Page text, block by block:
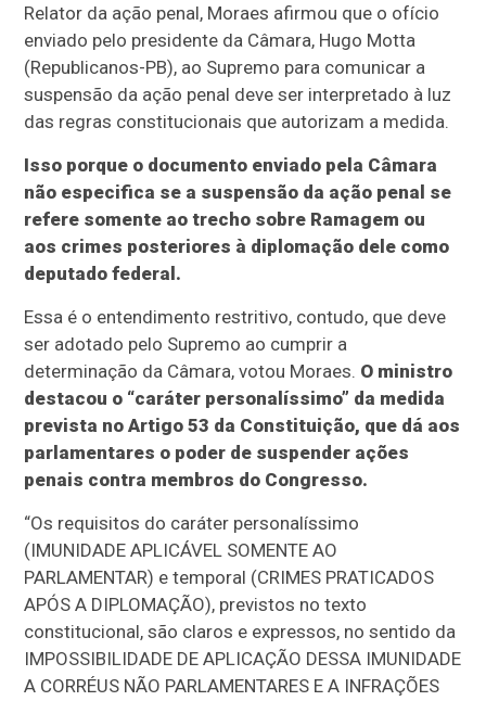
Relator da ação penal, Moraes afirmou que o ofício
enviado pelo presidente da Câmara, Hugo Motta
(Republicanos-PB), ao Supremo para comunicar a
suspensão da ação penal deve ser interpretado à luz
das regras constitucionais que autorizam a medida.
Isso porque o documento enviado pela Câmara
não especifica se a suspensão da ação penal se
refere somente ao trecho sobre Ramagem ou
aos crimes posteriores à diplomação dele como
deputado federal.
Essa é o entendimento restritivo, contudo, que deve
ser adotado pelo Supremo ao cumprir a
determinação da Câmara, votou Moraes. O ministro
destacou o “caráter personalíssimo” da medida
prevista no Artigo 53 da Constituição, que dá aos
parlamentares o poder de suspender ações
penais contra membros do Congresso.
“Os requisitos do caráter personalíssimo
(IMUNIDADE APLICÁVEL SOMENTE AO
PARLAMENTAR) e temporal (CRIMES PRATICADOS
APÓS A DIPLOMAÇÃO), previstos no texto
constitucional, são claros e expressos, no sentido da
IMPOSSIBILIDADE DE APLICAÇÃO DESSA IMUNIDADE
A CORRÉUS NÃO PARLAMENTARES E A INFRAÇÕES